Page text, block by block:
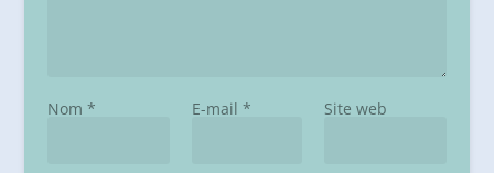
Nom * E-mail * Site web